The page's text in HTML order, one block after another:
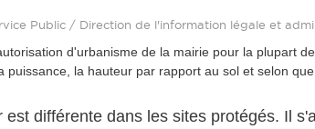
Public / Direction de l'information légale et
d'urbanisme de la mairie pour la plupart
puissance, la hauteur par rapport au sol et selon
est différente dans les sites protégés. Il